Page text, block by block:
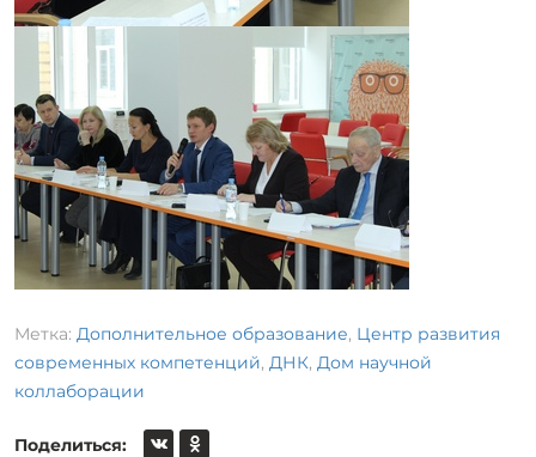
Метка: Дополнительное образование, Центр развития
современных компетенций, ДНК, Дом научной
коллаборации
Поделиться: